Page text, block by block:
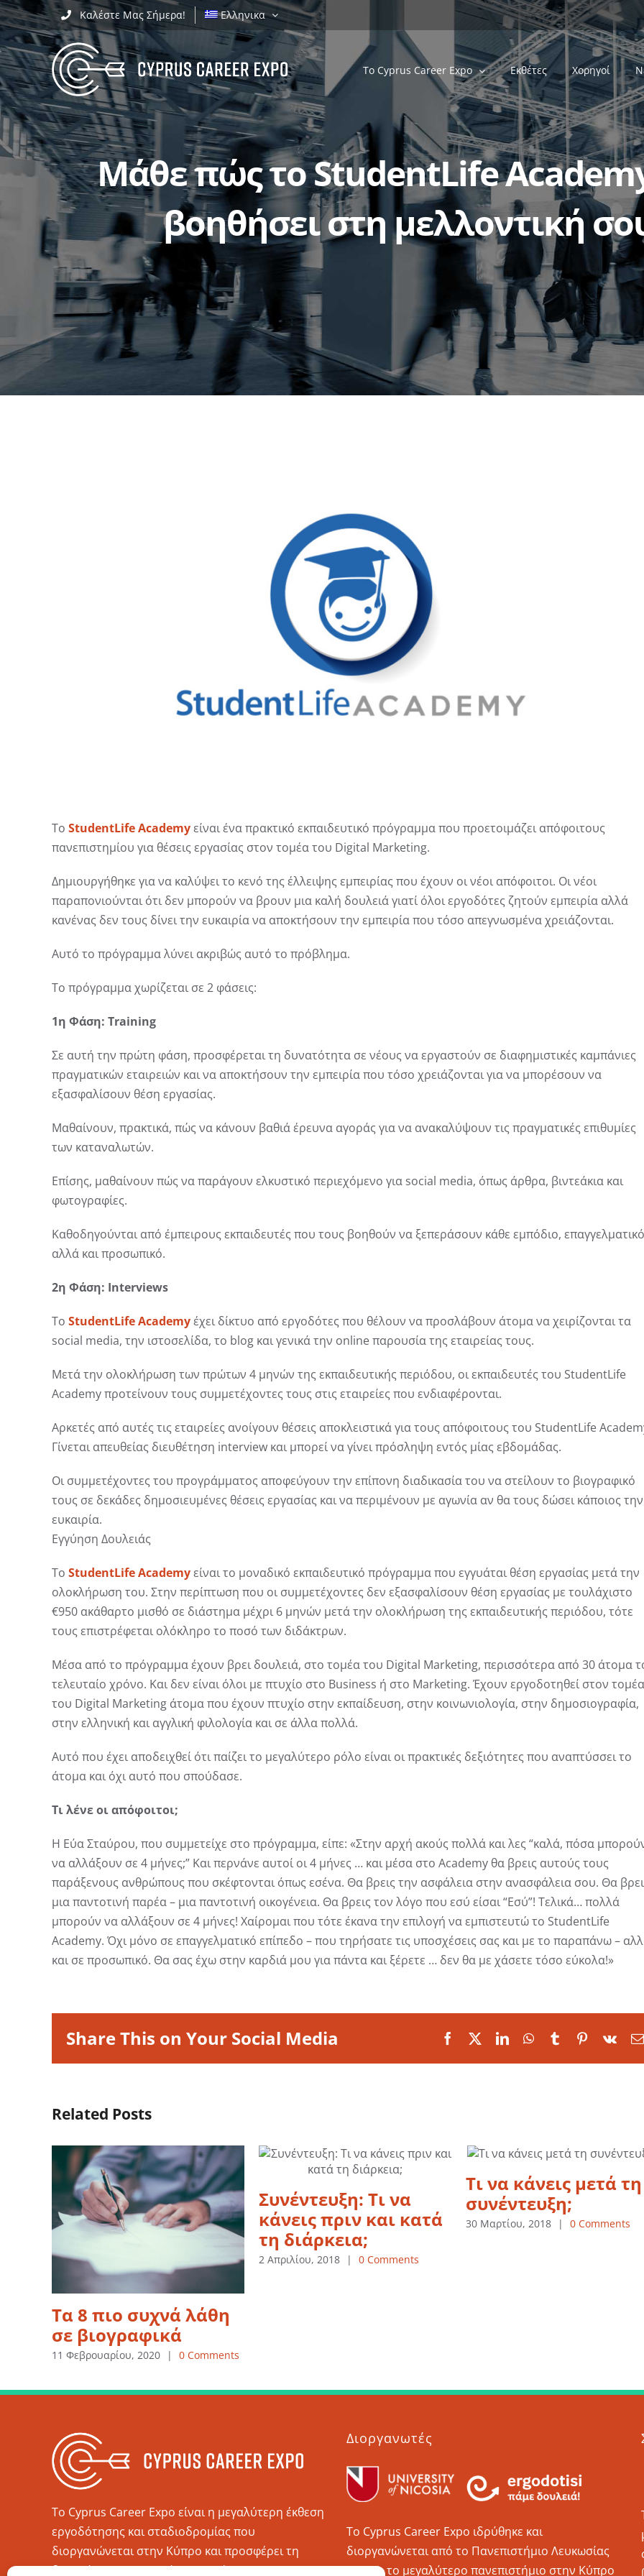
Skip
to
content
Καλέστε Μας Σήμερα! Ελληνικα
Tο Cyprus Career Expo Εκθέτες Χορηγοί
Μάθε πώς το StudentLife
βοηθήσει στη μελλοντική
Το StudentLife Academyείναι ένα πρακτικό εκπαιδευτικό πρόγραμμα που προετοιμάζει απόφοιτους
πανεπιστημίου για θέσεις εργασίας στον τομέα του Digital Marketing.
Δημιουργήθηκε για να καλύψει το κενό της έλλειψης εμπειρίας που έχουν οι νέοι απόφοιτοι. Οι νέοι
παραπονιούνται ότι δεν μπορούν να βρουν μια καλή δουλειά γιατί όλοι εργοδότες ζητούν εμπειρία αλλά
κανένας δεν τους δίνει την ευκαιρία να αποκτήσουν την εμπειρία που τόσο απεγνωσμένα χρειάζονται.
Αυτό το πρόγραμμα λύνει ακριβώς αυτό το πρόβλημα.
Το πρόγραμμα χωρίζεται σε 2 φάσεις:
1η Φάση: Training
Σε αυτή την πρώτη φάση, προσφέρεται τη δυνατότητα σε νέους να εργαστούν σε διαφημιστικές καμπάνιες
πραγματικών εταιρειών και να αποκτήσουν την εμπειρία που τόσο χρειάζονται για να μπορέσουν να
εξασφαλίσουν θέση εργασίας.
Μαθαίνουν, πρακτικά, πώς να κάνουν βαθιά έρευνα αγοράς για να ανακαλύψουν τις πραγματικές επιθυμίες
των καταναλωτών.
Επίσης, μαθαίνουν πώς να παράγουν ελκυστικό περιεχόμενο για social media, όπως άρθρα, βιντεάκια και
φωτογραφίες.
Καθοδηγούνται από έμπειρους εκπαιδευτές που τους βοηθούν να ξεπεράσουν κάθε εμπόδιο, επαγγελματικό
αλλά και προσωπικό.
2η Φάση: Interviews
Το StudentLife Academyέχει δίκτυο από εργοδότες που θέλουν να προσλάβουν άτομα να χειρίζονται τα
social media, την ιστοσελίδα, το blog και γενικά την online παρουσία της εταιρείας τους.
Μετά την ολοκλήρωση των πρώτων 4 μηνών της εκπαιδευτικής περιόδου, οι εκπαιδευτές του StudentLife
Academy προτείνουν τους συμμετέχοντες τους στις εταιρείες που ενδιαφέρονται.
Αρκετές από αυτές τις εταιρείες ανοίγουν θέσεις αποκλειστικά για τους απόφοιτους του StudentLife
Γίνεται απευθείας διευθέτηση interview και μπορεί να γίνει πρόσληψη εντός μίας εβδομάδας.
Οι συμμετέχοντες του προγράμματος αποφεύγουν την επίπονη διαδικασία του να στείλουν το βιογραφικό
τους σε δεκάδες δημοσιευμένες θέσεις εργασίας και να περιμένουν με αγωνία αν θα τους δώσει κάποιος την
ευκαιρία.
Εγγύηση Δουλειάς
Το StudentLife Academyείναι το μοναδικό εκπαιδευτικό πρόγραμμα που εγγυάται θέση εργασίας μετά την
ολοκλήρωση του. Στην περίπτωση που οι συμμετέχοντες δεν εξασφαλίσουν θέση εργασίας με τουλάχιστο
€950 ακάθαρτο μισθό σε διάστημα μέχρι 6 μηνών μετά την ολοκλήρωση της εκπαιδευτικής περιόδου, τότε
τους επιστρέφεται ολόκληρο το ποσό των διδάκτρων.
Μέσα από το πρόγραμμα έχουν βρει δουλειά, στο τομέα του Digital Marketing, περισσότερα από 30 άτομα
τελευταίο χρόνο. Και δεν είναι όλοι με πτυχίο στο Business ή στο Marketing. Έχουν εργοδοτηθεί στον τομέα
του Digital Marketing άτομα που έχουν πτυχίο στην εκπαίδευση, στην κοινωνιολογία, στην δημοσιογραφία,
στην ελληνική και αγγλική φιλολογία και σε άλλα πολλά.
Αυτό που έχει αποδειχθεί ότι παίζει το μεγαλύτερο ρόλο είναι οι πρακτικές δεξιότητες που αναπτύσσει το
άτομα και όχι αυτό που σπούδασε.
Τι λένε οι απόφοιτοι;
Η Εύα Σταύρου, που συμμετείχε στο πρόγραμμα, είπε: «Στην αρχή ακούς πολλά και λες “καλά, πόσα
να αλλάξουν σε 4 μήνες;” Και περνάνε αυτοί οι 4 μήνες … και μέσα στο Academy θα βρεις αυτούς τους
παράξενους ανθρώπους που σκέφτονται όπως εσένα. Θα βρεις την ασφάλεια στην ανασφάλεια σου. Θα
μια παντοτινή παρέα – μια παντοτινή οικογένεια. Θα βρεις τον λόγο που εσύ είσαι “Εσύ”! Τελικά… πολλά
μπορούν να αλλάξουν σε 4 μήνες! Χαίρομαι που τότε έκανα την επιλογή να εμπιστευτώ το StudentLife
Academy. Όχι μόνο σε επαγγελματικό επίπεδο – που τηρήσατε τις υποσχέσεις σας και με το παραπάνω –
και σε προσωπικό. Θα σας έχω στην καρδιά μου για πάντα και ξέρετε … δεν θα με χάσετε τόσο εύκολα!»
Share This on Your Social Media Facebook LinkedInWhatsApp
TumblrPinterest
Vk
Related Posts
Τα 8 πιο συχνά λάθη
σε βιογραφικά
11 Φεβρουαρίου, 2020 | 0 Comments
Συνέντευξη: Τι να
κάνεις πριν και κατά
τη διάρκεια;
2 Απριλίου, 2018 | 0 Comments
Τι να κάνεις μετά τη
συνέντευξη;
30 Μαρτίου, 2018 | 0 Comments
Το Cyprus Career Expo είναι η μεγαλύτερη έκθεση
εργοδότησης και σταδιοδρομίας που
διοργανώνεται στην Κύπρο και προσφέρει τη
δυνατότητα στο κοινό να γνωρίσει τους
Διοργανωτές
Το Cyprus Career Εxpo ιδρύθηκε και
διοργανώνεται από το Πανεπιστήμιο Λευκωσίας
(UNIC), το μεγαλύτερο πανεπιστήμιο στην Κύπρο